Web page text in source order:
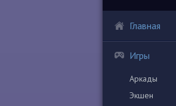
Главная
Игры
Аркады
Экшен